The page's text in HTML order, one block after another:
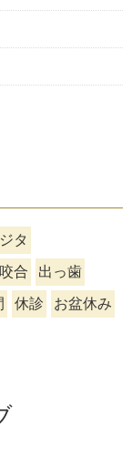
タ
合 出っ歯
休診 お盆休み